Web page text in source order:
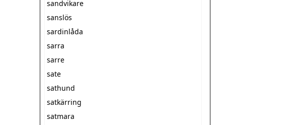
sandvikare
sanslös
sardinlåda
sarra
sarre
sate
sathund
satkärring
satmara